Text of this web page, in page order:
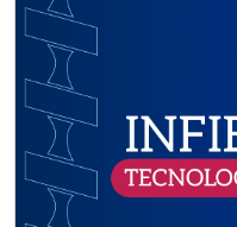
Requisitos:
química y
contar con
gestión